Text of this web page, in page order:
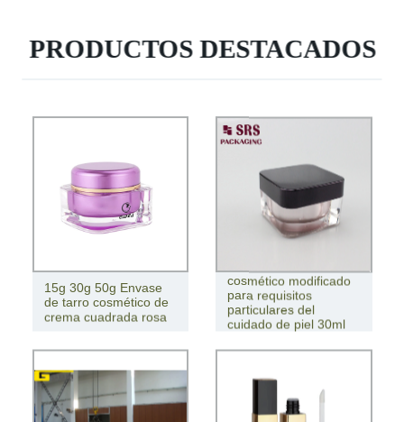
PRODUCTOS DESTACADOS
15g 30g 50g Envase
de tarro cosmético de
crema cuadrada rosa
cosmético modificado
para requisitos
particulares del
cuidado de piel 30ml